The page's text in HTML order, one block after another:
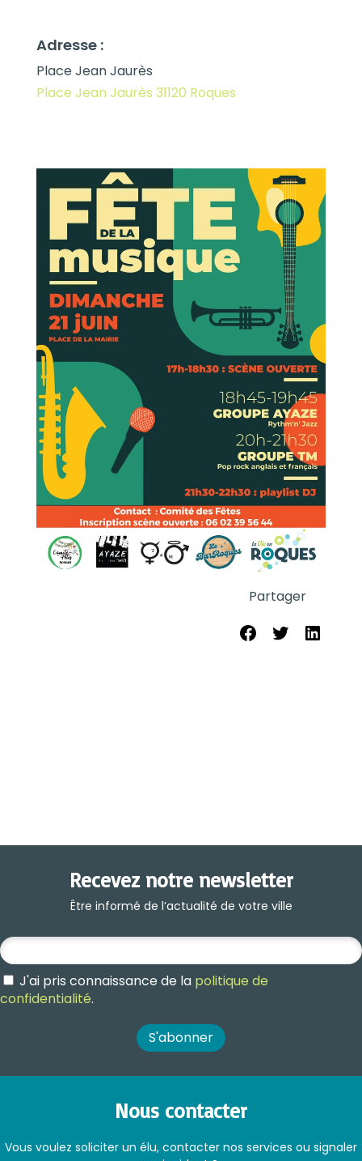
Adresse :
Place Jean Jaurès
Place Jean Jaurès 31120 Roques
Partager
Partager sur
Share on
Recevez notre newsletter
Être informé de l’actualité de votre ville
J'ai pris connaissance de la politique de
confidentialité.
Nous contacter
Vous voulez soliciter un élu, contacter nos services ou signaler